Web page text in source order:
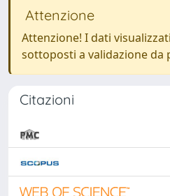
Attenzione
Attenzione! I dati
sottoposti a validazione da
Citazioni